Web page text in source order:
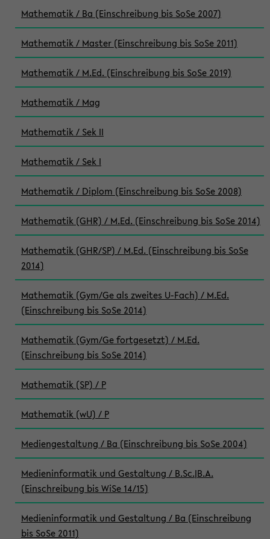
Mathematik / Ba (Einschreibung bis SoSe 2007)
Mathematik / Master (Einschreibung bis SoSe 2011)
Mathematik / M.Ed. (Einschreibung bis SoSe 2019)
Mathematik / Mag
Mathematik / Sek II
Mathematik / Sek I
Mathematik / Diplom (Einschreibung bis SoSe 2008)
Mathematik (GHR) / M.Ed. (Einschreibung bis SoSe 2014)
Mathematik (GHR/SP) / M.Ed. (Einschreibung bis SoSe
2014)
Mathematik (Gym/Ge als zweites U-Fach) / M.Ed.
(Einschreibung bis SoSe 2014)
Mathematik (Gym/Ge fortgesetzt) / M.Ed.
(Einschreibung bis SoSe 2014)
Mathematik (SP) / P
Mathematik (wU) / P
Mediengestaltung / Ba (Einschreibung bis SoSe 2004)
Medieninformatik und Gestaltung / B.Sc.|B.A.
(Einschreibung bis WiSe 14/15)
Medieninformatik und Gestaltung / Ba (Einschreibung
bis SoSe 2011)